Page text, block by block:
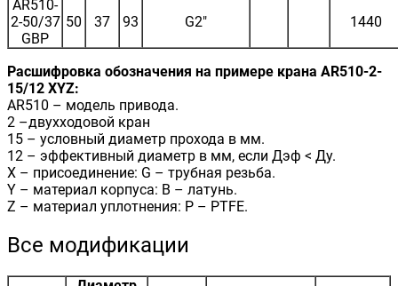
AR510-
2-50/37
GBP
50 37 93 G2" 1440
Расшифровка обозначения на примере крана AR510-2-
15/12 XYZ:
AR510 – модель привода.
2 –двухходовой кран
15 – условный диаметр прохода в мм.
12 – эффективный диаметр в мм, если Дэф < Ду.
X – присоединение: G – трубная резьба.
Y – материал корпуса: B – латунь.
Z – материал уплотнения: P – PTFE.
Все модификации